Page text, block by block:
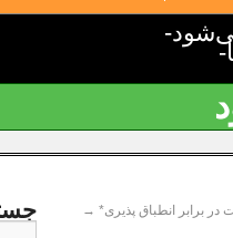
برابر انطباق پذیری* →